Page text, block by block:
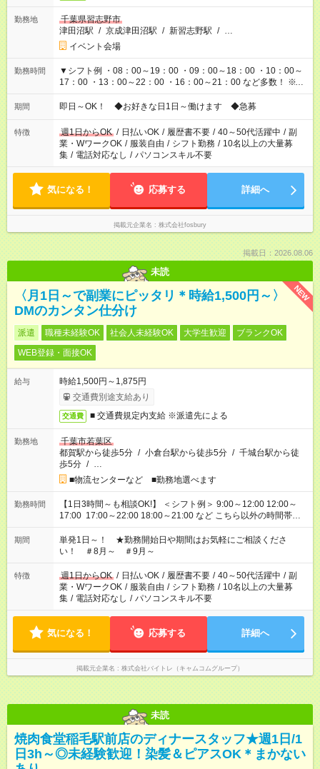
勤務地
千葉県習志野市
津田沼駅 / 京成津田沼駅 / 新習志野駅 / …
イベント会場
勤務時間
▼シフト例 ・08：00～19：00 ・09：00～18：00 ・10：00～
17：00 ・13：00～22：00 ・16：00～21：00 など多数！ ※お
仕事により勤務時間が異なります
期間 即日～OK！ ◆お好きな日1日～働けます ◆急募
特徴 週1日からOK / 日払いOK / 履歴書不要 / 40～50代活躍中 / 副
業・WワークOK / 服装自由 / シフト勤務 / 10名以上の大量募
集 / 電話対応なし / パソコンスキル不要
気になる！ 応募する 詳細へ
掲載元企業名 株式会社fosbury
掲載日：2026.08.06
未読
NEW
〈月1日～で副業にピッタリ＊時給1,500円～〉
DMのカンタン仕分け
派遣 職種未経験OK 社会人未経験OK 大学生歓迎
ブランクOK
WEB登録・面接OK
給与
時給1,500円～1,875円
交通費別途支給あり
交通費 ■ 交通費規定内支給 ※派遣先による
勤務地
千葉市若葉区
都賀駅から徒歩5分 / 小倉台駅から徒歩5分 / 千城台駅から徒
歩5分 / …
■物流センターなど ■勤務地選べます
勤務時間
【1日3時間～も相談OK!】 ＜シフト例＞ 9:00～12:00 12:00～
17:00 17:00～22:00 18:00～21:00 など こちら以外の時間帯も
お気軽にご相談ください！
期間
単発1日～！ ★勤務開始日や期間はお気軽にご相談くださ
い！ ＃8月～ ＃9月～
特徴 週1日からOK / 日払いOK / 履歴書不要 / 40～50代活躍中 / 副
業・WワークOK / 服装自由 / シフト勤務 / 10名以上の大量募
集 / 電話対応なし / パソコンスキル不要
気になる！ 応募する 詳細へ
掲載元企業名 株式会社バイトレ（キャムコムグループ）
未読
焼肉食堂稲毛駅前店のディナースタッフ★週1日/1
日3h～◎未経験歓迎！染髪＆ピアスOK＊まかない